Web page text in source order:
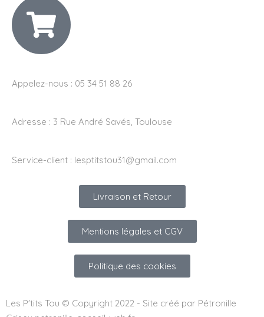
Appelez-nous : 05 34 51 88 26
Adresse : 3 Rue André Savés, Toulouse
Service-client : lesptitstou31@gmail.com
Livraison et Retour
Mentions légales et CGV
Politique des cookies
Les P'tits Tou © Copyright 2022 - Site créé par Pétronille